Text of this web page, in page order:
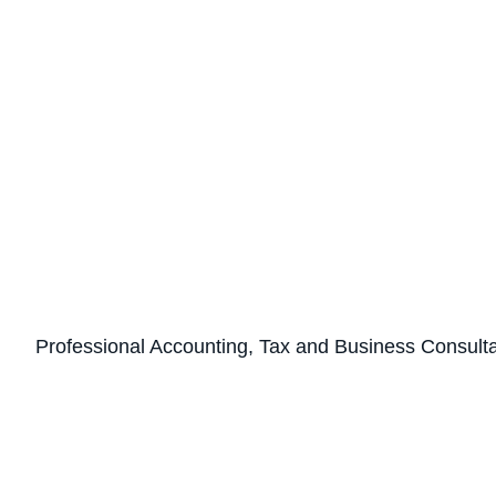
Professional Accounting, Tax and Business